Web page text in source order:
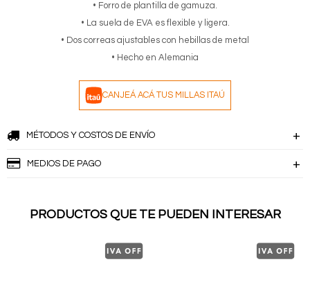
• Forro de plantilla de gamuza.
• La suela de EVA es flexible y ligera.
• Dos correas ajustables con hebillas de metal
• Hecho en Alemania
CANJEÁ ACÁ TUS MILLAS ITAÚ
MÉTODOS Y COSTOS DE ENVÍO
MEDIOS DE PAGO
PRODUCTOS QUE TE PUEDEN INTERESAR